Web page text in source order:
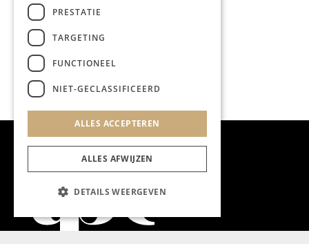
PRESTATIE
TARGETING
FUNCTIONEEL
NIET-GECLASSIFICEERD
ALLES ACCEPTEREN
ALLES AFWIJZEN
DETAILS WEERGEVEN